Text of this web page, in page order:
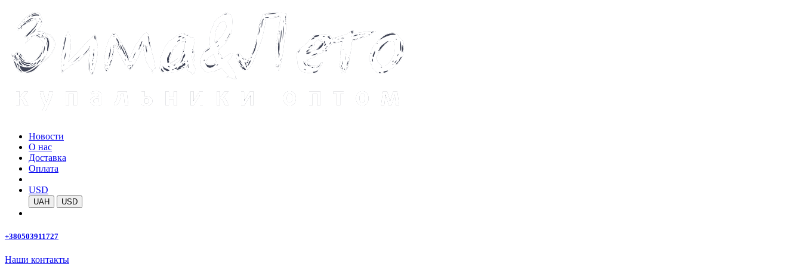
Новости
О нас
Доставка
Оплата
USD
UAH USD
+380503911727
Наши контакты